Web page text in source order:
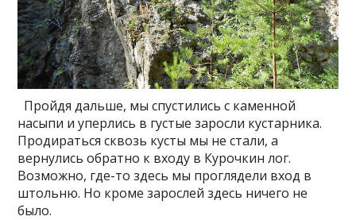
Пройдя дальше, мы спустились с каменной
насыпи и уперлись в густые заросли кустарника.
Продираться сквозь кусты мы не стали, а
вернулись обратно к входу в Курочкин лог.
Возможно, где-то здесь мы проглядели вход в
штольню. Но кроме зарослей здесь ничего не
было.